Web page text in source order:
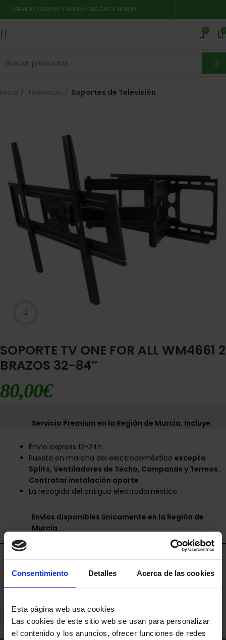
Consentimiento Detalles Acerca de las cookies
Esta página web usa cookies
Las cookies de este sitio web se usan para personalizar
el contenido y los anuncios, ofrecer funciones de redes
SERVICIO PREMIUM 24H EN LA REGIÓN DE MURCIA
0 0
Inicio Televisión Soportes de Televisión
SOPORTE TV ONE FOR ALL WM4661 2
BRAZOS 32-84″
80,00€
Servicio Premium en la Región de Murcia. Incluye:
Envío express 12-24h
Puesta en marcha del electrodomésticoexcepto
Splits, Ventiladores de Techo, Campanas y Termos.
Contratar instalación aparte
La recogida del antiguo electrodoméstico
Envíos disponibles únicamente en la Región de
Murcia.
Financia a plazos con Cetelem
+ info